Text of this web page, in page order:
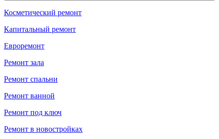
Косметический ремонт
Капитальный ремонт
Евроремонт
Ремонт зала
Ремонт спальни
Ремонт ванной
Ремонт под ключ
Ремонт в новостройках